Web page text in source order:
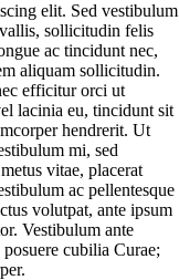
elit. Sed vestibulum
sollicitudin felis
ac tincidunt nec,
aliquam sollicitudin.
efficitur orci ut
lacinia eu, tincidunt sit
hendrerit. Ut
mi, sed
vitae, placerat
ac pellentesque
volutpat, ante ipsum
Vestibulum ante
cubilia Curae;